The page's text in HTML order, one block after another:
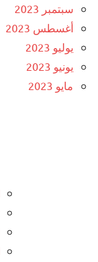
سبتمبر 2023
أغسطس 2023
يوليو 2023
يونيو 2023
مايو 2023